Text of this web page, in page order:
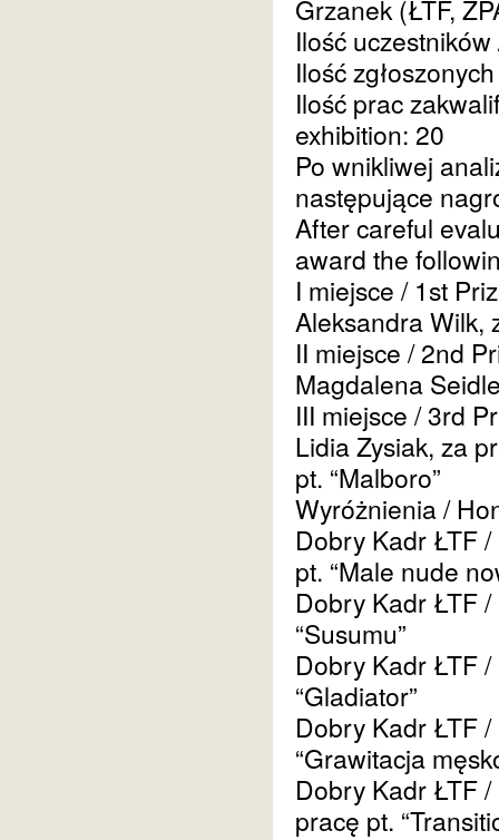
Grzanek (ŁTF,
Ilość
Ilość
Ilość prac
exhibition: 20
Po wnikliwej
następujące
After careful
award the
I miejsce / 1st
Aleksandra Wilk,
II miejsce / 2nd
Magdalena
III miejsce / 3rd
Lidia Zysiak, za
pt. “Malboro”
Wyróżnienia /
Dobry Kadr ŁTF
pt. “Male nude
Dobry Kadr ŁTF
“Susumu”
Dobry Kadr ŁTF
“Gladiator”
Dobry Kadr ŁTF
“Grawitacja
Dobry Kadr ŁTF
pracę pt.